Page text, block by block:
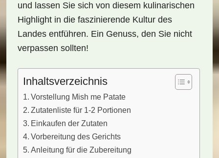
und lassen Sie sich von diesem kulinarischen
Highlight in die faszinierende Kultur des
Landes entführen. Ein Genuss, den Sie nicht
verpassen sollten!
Inhaltsverzeichnis
Vorstellung Mish me Patate
Zutatenliste für 1-2 Portionen
Einkaufen der Zutaten
Vorbereitung des Gerichts
Anleitung für die Zubereitung